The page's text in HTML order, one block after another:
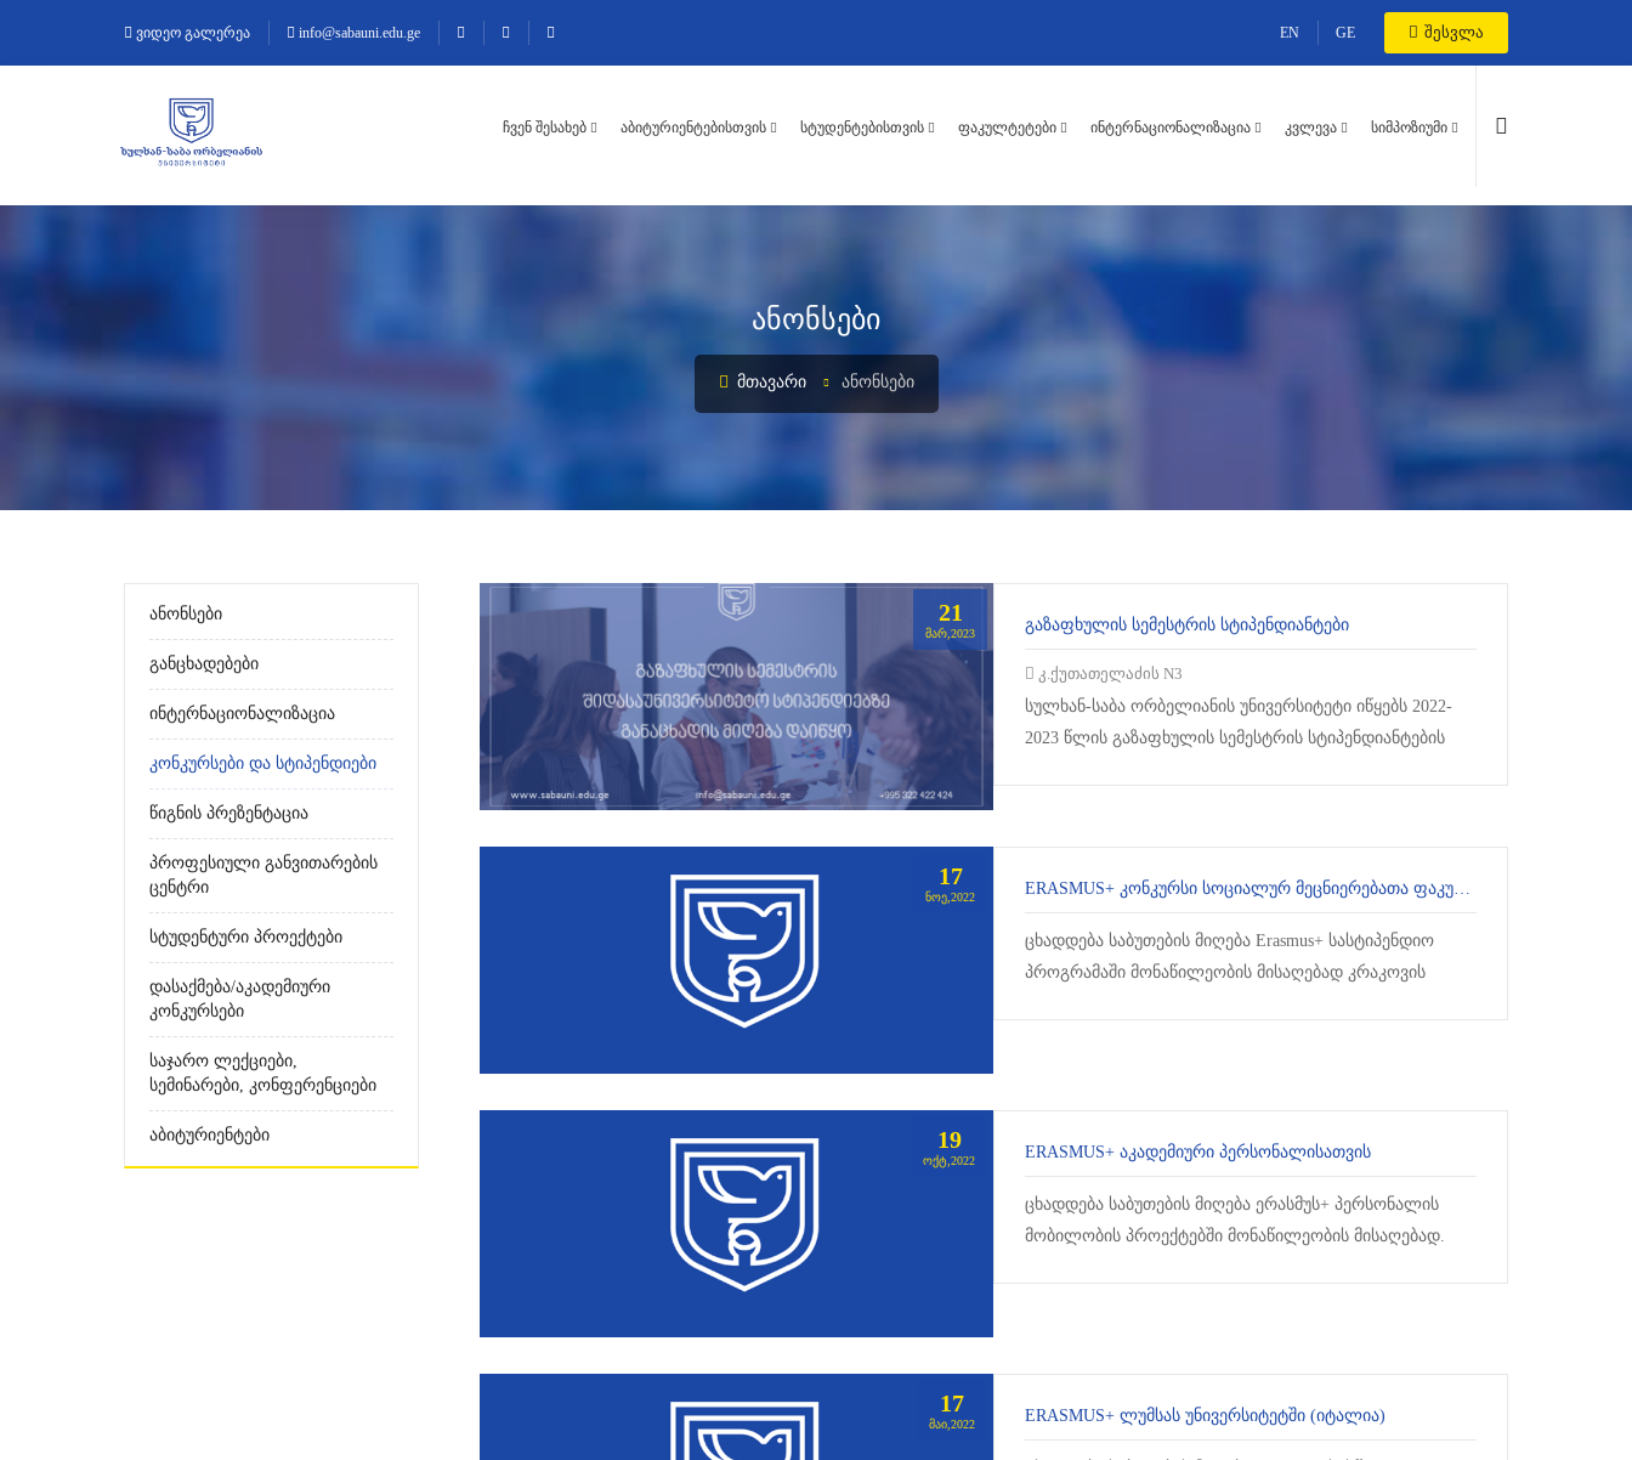
ვიდეო გალერეა info@sabauni.edu.ge EN GE შესვლა
ᲩᲕᲔᲜ ᲨᲔᲡᲐᲮᲔᲑ ᲐᲑᲘᲢᲣᲠᲘᲔᲜᲢᲔᲑᲘᲡᲗᲕᲘᲡ ᲡᲢᲣᲓᲔᲜᲢᲔᲑᲘᲡᲗᲕᲘᲡ ᲤᲐᲙᲣᲚᲢᲔᲢᲔᲑᲘ ᲘᲜᲢᲔᲠᲜᲐᲪᲘᲝᲜᲐᲚᲘᲖᲐᲪᲘᲐ ᲙᲕᲚᲔᲕᲐ ᲡᲘᲛᲞᲝᲖᲘᲣᲛᲘ
ანონსები
ᲛᲗᲐᲕᲐᲠᲘ ᲐᲜᲝᲜᲡᲔᲑᲘ
21
ᲛᲐᲠ,2023 ᲒᲐᲖᲐᲤᲮᲣᲚᲘᲡ ᲡᲔᲛᲔᲡᲢᲠᲘᲡ ᲡᲢᲘᲞᲔᲜᲓᲘᲐᲜᲢᲔᲑᲘ
კ.ქუთათელაძის N3
სულხან-საბა ორბელიანის უნივერსიტეტი იწყებს 2022-
2023 წლის გაზაფხულის სემესტრის სტიპენდიანტების
17
ᲜᲝᲔ,2022 ERASMUS+ ᲙᲝᲜᲙᲣᲠᲡᲘ ᲡᲝᲪᲘᲐᲚᲣᲠ ᲛᲔᲪᲜᲘᲔᲠᲔᲑᲐᲗᲐ ᲤᲐᲙᲣᲚᲢᲔᲢᲘᲡ ᲡᲢᲣᲓᲔᲜᲢᲔᲑᲘᲡᲐᲗᲕᲘᲡ
ცხადდება საბუთების მიღება Erasmus+ სასტიპენდიო
პროგრამაში მონაწილეობის მისაღებად კრაკოვის
19
ᲝᲥᲢ,2022 ERASMUS+ ᲐᲙᲐᲓᲔᲛᲘᲣᲠᲘ ᲞᲔᲠᲡᲝᲜᲐᲚᲘᲡᲐᲗᲕᲘᲡ
ცხადდება საბუთების მიღება ერასმუს+ პერსონალის
მობილობის პროექტებში მონაწილეობის მისაღებად.
17
ᲛᲐᲘ,2022 ERASMUS+ ᲚᲣᲛᲡᲐᲡ ᲣᲜᲘᲕᲔᲠᲡᲘᲢᲔᲢᲨᲘ (ᲘᲢᲐᲚᲘᲐ)
Ანონსები
Განცხადებები
Ინტერნაციონალიზაცია
Კონკურსები Და Სტიპენდიები
Წიგნის Პრეზენტაცია
Პროფესიული Განვითარების
Ცენტრი
Სტუდენტური Პროექტები
Დასაქმება/აკადემიური
Კონკურსები
Საჯარო Ლექციები,
Სემინარები, Კონფერენციები
Აბიტურიენტები